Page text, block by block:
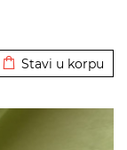
Stavi u korpu